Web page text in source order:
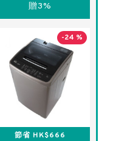
贈3%
-24 %
節省 HK$666